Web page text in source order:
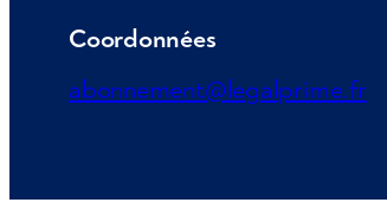
Coordonnées
abonnement@legalprime.fr